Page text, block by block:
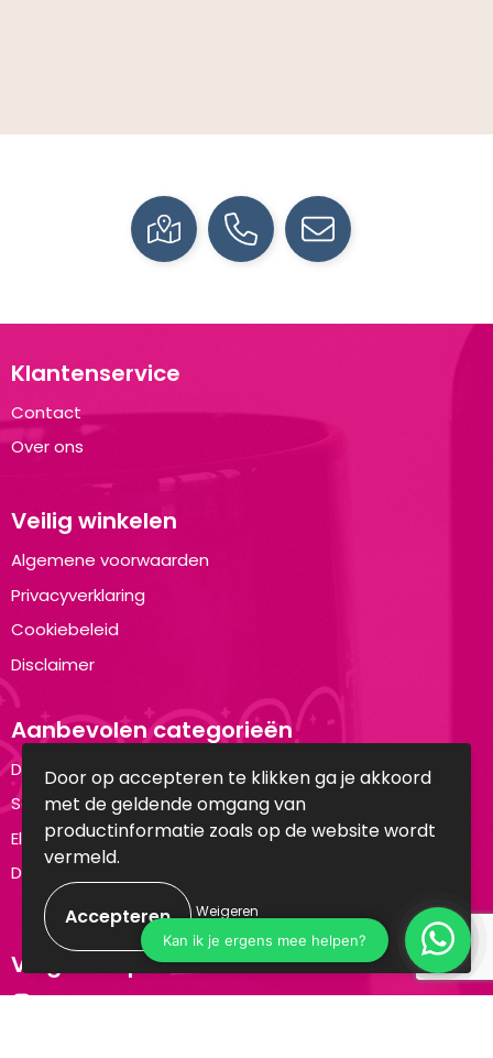
Klantenservice
Contact
Over ons
Veilig winkelen
Algemene voorwaarden
Privacyverklaring
Cookiebeleid
Disclaimer
Aanbevolen categorieën
Drinkflessen
Schrijfwaren
Elektronica en Gadgets
Draagtassen
Volg ons op:
Door op accepteren te klikken ga je akkoord
met de geldende omgang van
productinformatie zoals op de website wordt
vermeld.
Weigeren